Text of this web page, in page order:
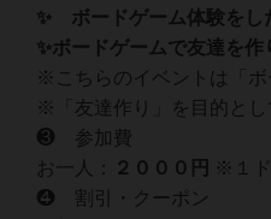
✨ ボードゲーム体験を
✨ボードゲームで友達を作
※こちらのイベントは「
※「友達作り」を目的と
❸ 参加費
お一人：
２０ ００円 ※１
❹ 割引・クーポン